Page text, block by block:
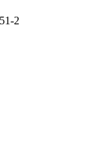
2